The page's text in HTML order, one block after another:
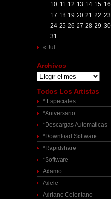
10 11 12 13 14 15 16
17 18 19 20 21 22 23
24 25 26 27 28 29 30
31
« Jul
Archivos
Archivos
Todos Los Artistas
* Especiales
*Aniversario
*Descargas Automaticas
*Download Software
*Rapidshare
*Software
Adamo
Adele
Adriano Celentano